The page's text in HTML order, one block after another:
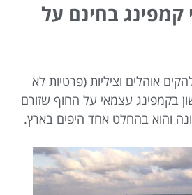
קמפינג בחינם על
אוהלים וציליות (פרטיות לא
בקמפינג עצמאי על החוף שזורם
והוא בהחלט אחד היפים בארץ.